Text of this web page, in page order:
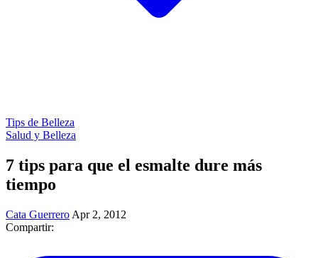
Tips de Belleza
Salud y Belleza
7 tips para que el esmalte dure más
tiempo
Cata Guerrero Apr 2, 2012
Compartir: